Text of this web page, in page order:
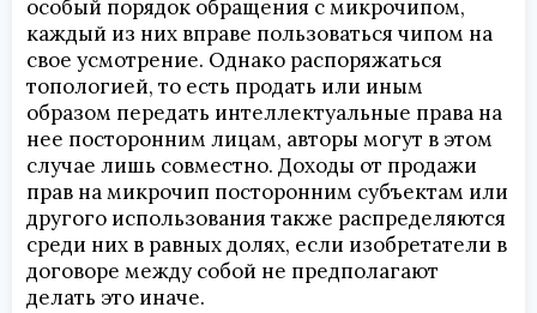
особый порядок обращения с микрочипом,
каждый из них вправе пользоваться чипом на
свое усмотрение. Однако распоряжаться
топологией, то есть продать или иным
образом передать интеллектуальные права на
нее посторонним лицам, авторы могут в этом
случае лишь совместно. Доходы от продажи
прав на микрочип посторонним субъектам или
другого использования также распределяются
среди них в равных долях, если изобретатели в
договоре между собой не предполагают
делать это иначе.